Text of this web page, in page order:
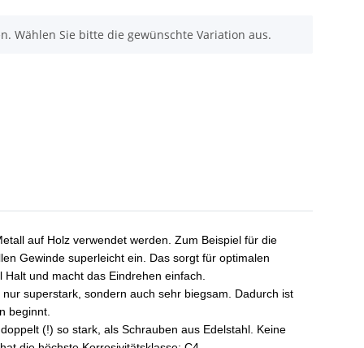
Wählen Sie bitte die gewünschte Variation aus.
auf Holz verwendet werden. Zum Beispiel für die
Gewinde superleicht ein. Das sorgt für optimalen
und macht das Eindrehen einfach.
superstark, sondern auch sehr biegsam. Dadurch ist
beginnt.
(!) so stark, als Schrauben aus Edelstahl. Keine